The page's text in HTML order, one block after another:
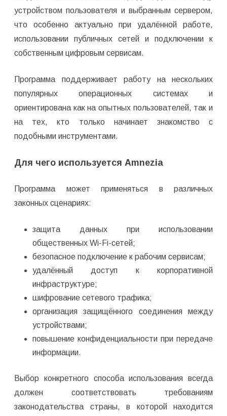
устройством пользователя и выбранным сервером,
что особенно актуально при удалённой работе,
использовании публичных сетей и подключении к
собственным цифровым сервисам.
Программа поддерживает работу на нескольких
популярных операционных системах и
ориентирована как на опытных пользователей, так и
на тех, кто только начинает знакомство с
подобными инструментами.
Для чего используется Amnezia
Программа может применяться в различных
законных сценариях:
защита данных при использовании
общественных Wi-Fi-сетей;
безопасное подключение к рабочим сервисам;
удалённый доступ к корпоративной
инфраструктуре;
шифрование сетевого трафика;
организация защищённого соединения между
устройствами;
повышение конфиденциальности при передаче
информации.
Выбор конкретного способа использования всегда
должен соответствовать требованиям
законодательства страны, в которой находится